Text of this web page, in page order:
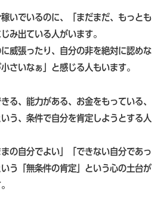
いでいるのに、「まだまだ、もっとも
み出ている人がいます。
威張ったり、自分の非を絶対に認めな
さいなぁ」と感じる人もいます。
る、能力がある、お金をもっている、
う、条件で自分を肯定しようとする人
の自分でよい」「できない自分であっ
う「無条件の肯定」という心の土台が